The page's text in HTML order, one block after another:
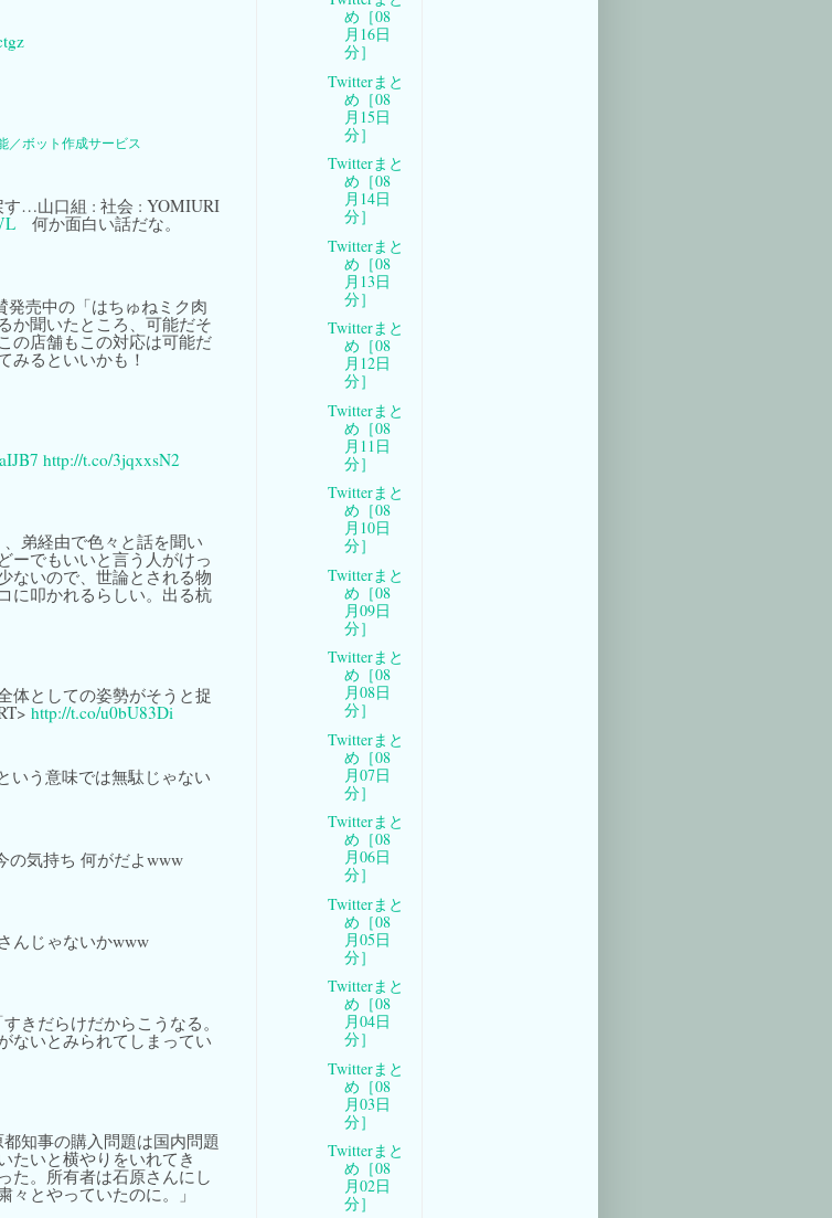
／ボット作成サービス
す…山口組 : 社会 : YOMIURI
何か面白い話だな。
発売中の「はちゅねミク肉
か聞いたところ、可能だそ
の店舗もこの対応は可能だ
みるといいかも！
http://t.co/3jqxxsN2
弟経由で色々と話を聞い
ーでもいいと言う人がけっ
ないので、世論とされる物
に叩かれるらしい。出る杭
体としての姿勢がそうと捉
http://t.co/u0bU83Di
いう意味では無駄じゃない
の気持ち 何がだよwww
んじゃないかwww
きだらけだからこうなる。
ないとみられてしまってい
知事の購入問題は国内問題
たいと横やりをいれてき
た。所有者は石原さんにし
とやっていたのに。」
め［08
月16日
分］
Twitterまと
め［08
月15日
分］
Twitterまと
め［08
月14日
分］
Twitterまと
め［08
月13日
分］
Twitterまと
め［08
月12日
分］
Twitterまと
め［08
月11日
分］
Twitterまと
め［08
月10日
分］
Twitterまと
め［08
月09日
分］
Twitterまと
め［08
月08日
分］
Twitterまと
め［08
月07日
分］
Twitterまと
め［08
月06日
分］
Twitterまと
め［08
月05日
分］
Twitterまと
め［08
月04日
分］
Twitterまと
め［08
月03日
分］
Twitterまと
め［08
月02日
分］